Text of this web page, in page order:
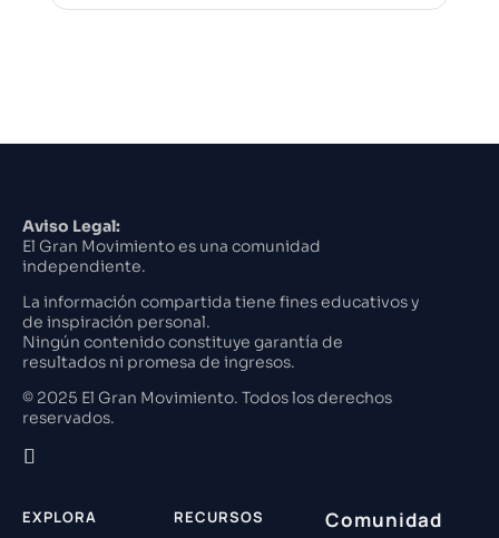
Aviso Legal:
El Gran Movimiento es una comunidad
independiente.
La información compartida tiene fines educativos y
de inspiración personal.
Ningún contenido constituye garantía de
resultados ni promesa de ingresos.
© 2025 El Gran Movimiento. Todos los derechos
reservados.
EXPLORA RECURSOS Comunidad